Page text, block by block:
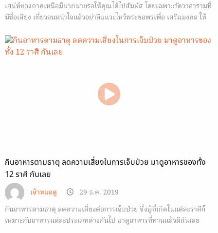
เสน่ห์ของภาคเหนือมีมากมายรอให้คุณได้ไปสัมผัส โดยเฉพาะวัดวาอารามที่
มีชื่อเสียง เที่ยวจนหนำใจแล้วอย่าลืมแวะไหว้พระขอพรเพื่อ เสริมมงคล ให้
กินอาหารตามธาตุ ลดความเสี่ยงในการเจ็บป่วย มาดูอาหารของทั้ง
12 ราศี กันเลย
เจ้าหมอดู
29 ธ.ค. 2019
กินอาหารตามธาตุ ลดความเสี่ยงต่อการเจ็บป่วย ซึ่งผู้ที่เกิดในแต่ละราศีก็
เหมาะกับอาหารแต่ละประเภทต่างกันไป มาดูอาหารที่ทานแล้วดีกันเลย